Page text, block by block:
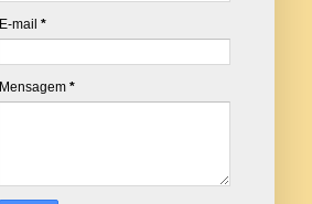
E-mail *
Mensagem *